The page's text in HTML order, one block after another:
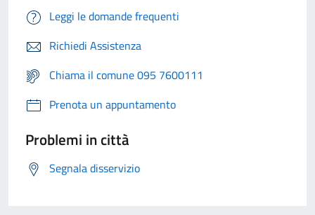
Leggi le domande frequenti
Richiedi Assistenza
Chiama il comune 095 7600111
Prenota un appuntamento
Problemi in città
Segnala disservizio